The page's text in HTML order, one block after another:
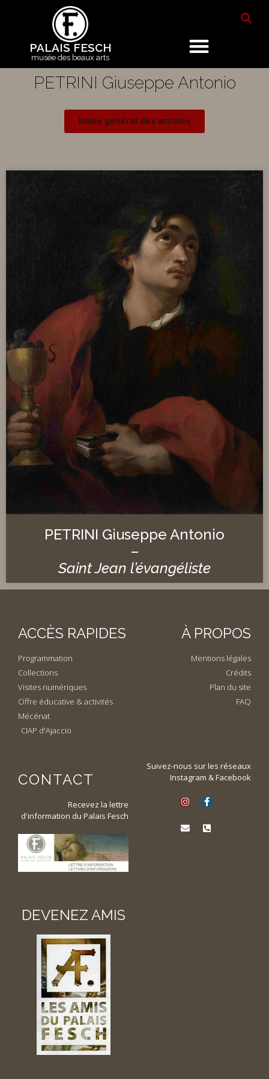
PALAIS FESCH
musée des beaux arts
PETRINI Giuseppe Antonio
Index général des artistes
PETRINI Giuseppe Antonio
–
Saint Jean l’évangéliste
ACCÈS RAPIDES
Programmation
Collections
Visites numériques
Offre éducative & activités
Mécénat
CIAP d'Ajaccio
À PROPOS
Mentions légales
Crédits
Plan du site
FAQ
CONTACT
Recevez la lettre
d'information du Palais Fesch
Suivez-nous sur les réseaux
Instagram & Facebook
DEVENEZ AMIS